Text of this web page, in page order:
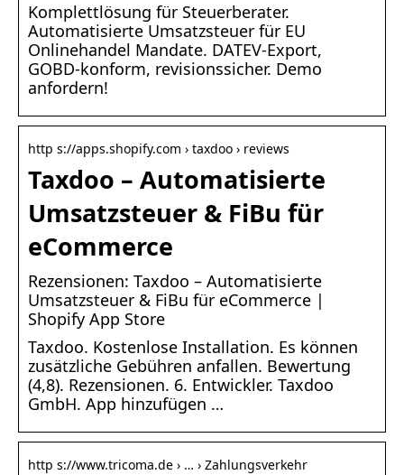
Komplettlösung für Steuerberater.
Automatisierte Umsatzsteuer für EU
Onlinehandel Mandate. DATEV-Export,
GOBD-konform, revisionssicher. Demo
anfordern!
http s://apps.shopify.com › taxdoo › reviews
Taxdoo – Automatisierte
Umsatzsteuer & FiBu für
eCommerce
Rezensionen: Taxdoo – Automatisierte
Umsatzsteuer & FiBu für eCommerce |
Shopify App Store
Taxdoo. Kostenlose Installation. Es können
zusätzliche Gebühren anfallen. Bewertung
(4,8). Rezensionen. 6. Entwickler. Taxdoo
GmbH. App hinzufügen …
http s://www.tricoma.de › … › Zahlungsverkehr